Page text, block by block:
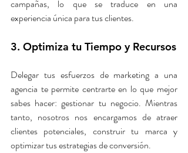
campañas, lo que se traduce en una
experiencia única para tus clientes.
3. Optimiza tu Tiempo y Recursos
Delegar tus esfuerzos de marketing a una
agencia te permite centrarte en lo que mejor
sabes hacer: gestionar tu negocio. Mientras
tanto, nosotros nos encargamos de atraer
clientes potenciales, construir tu marca y
optimizar tus estrategias de conversión.